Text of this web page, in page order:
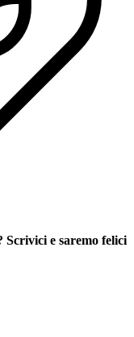
e saremo felici